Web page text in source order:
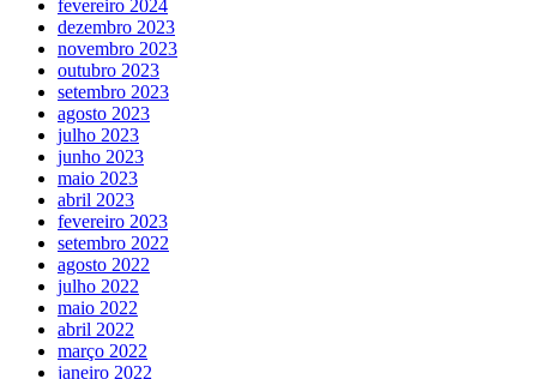
fevereiro 2024
dezembro 2023
novembro 2023
outubro 2023
setembro 2023
agosto 2023
julho 2023
junho 2023
maio 2023
abril 2023
fevereiro 2023
setembro 2022
agosto 2022
julho 2022
maio 2022
abril 2022
março 2022
janeiro 2022